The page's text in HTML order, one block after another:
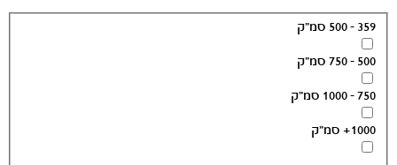
359 - 500 סמ״ק
500 - 750 סמ״ק
750 - 1000 סמ״ק
1000+ סמ״ק